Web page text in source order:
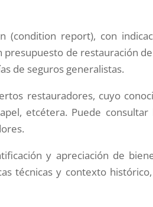
(condition report), con
de restauración
de seguros generalistas.
restauradores, cuyo
etcétera. Puede
y apreciación de
técnicas y contexto